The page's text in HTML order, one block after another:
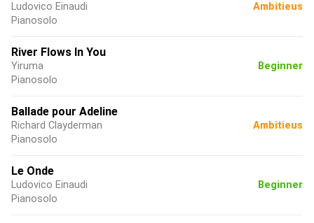
Ludovico Einaudi
Pianosolo
Ambitieus
River Flows In You
Yiruma
Pianosolo
Beginner
Ballade pour Adeline
Richard Clayderman
Pianosolo
Ambitieus
Le Onde
Ludovico Einaudi
Pianosolo
Beginner